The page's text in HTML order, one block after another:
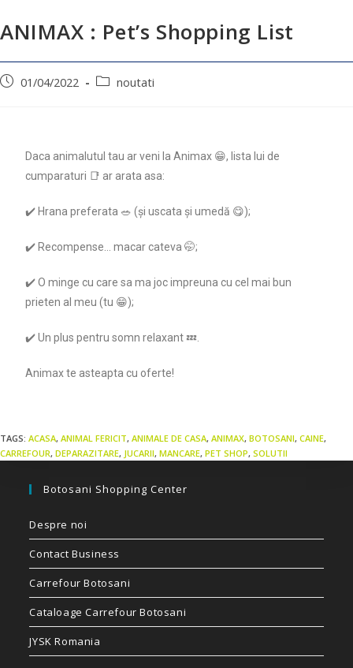
ANIMAX : Pet’s Shopping List
01/04/2022 noutati
Daca animalutul tau ar veni la Animax 😁, lista lui de
cumparaturi 📑 ar arata asa:
✔️Hrana preferata 🥗 (și uscata și umedă 😋);
✔️Recompense… macar cateva 🤭;
✔️O minge cu care sa ma joc impreuna cu cel mai bun
prieten al meu (tu 😁);
✔️Un plus pentru somn relaxant 💤.
Animax te asteapta cu oferte!
TAGS: ACASA, ANIMAL FERICIT, ANIMALE DE CASA, ANIMAX, BOTOSANI, CAINE,
CARREFOUR, DEPARAZITARE, JUCARII, MANCARE, PET SHOP, SOLUTII
Botosani Shopping Center
Despre noi
Contact Business
Carrefour Botosani
Cataloage Carrefour Botosani
JYSK Romania